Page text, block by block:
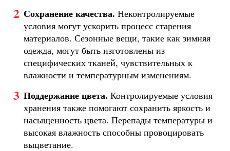
Сохранение качества. Неконтролируемые
условия могут ускорить процесс старения
материалов. Сезонные вещи, такие как зимняя
одежда, могут быть изготовлены из
специфических тканей, чувствительных к
влажности и температурным изменениям.
Поддержание цвета. Контролируемые условия
хранения также помогают сохранить яркость и
насыщенность цвета. Перепады температуры и
высокая влажность способны провоцировать
выцветание.